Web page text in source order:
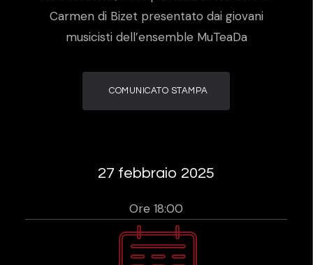
Carmen di Bizet presentato dai giovani
musicisti dell’ensemble MuTeaDa
COMUNICATO STAMPA
27 febbraio 2025
Ore 18:00